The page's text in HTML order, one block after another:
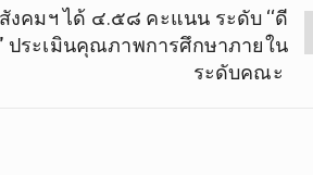
คมฯ ได้ ๔.๕๘ คะแนน ระดับ ‘‘ดี
ประเมินคุณภาพการศึกษาภายใน
ระดับคณะ